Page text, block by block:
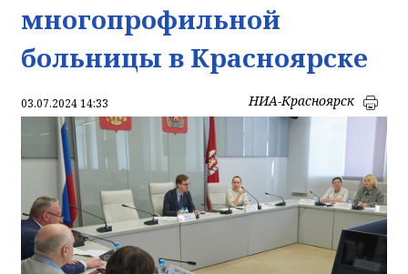
многопрофильной
больницы в Красноярске
03.07.2024 14:33 НИА-Красноярск